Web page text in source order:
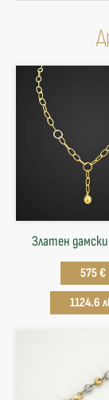
Златен
575 €
1124.6